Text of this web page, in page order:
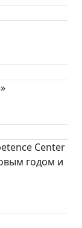
Center
годом и